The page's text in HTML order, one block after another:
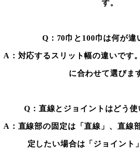
す。
Q：70巾と100巾は何が違
A：対応するスリット幅の違いです
に合わせて選びま
Q：直線とジョイントはどう使
A：直線部の固定は「直線」、直線
定したい場合は「ジョイント